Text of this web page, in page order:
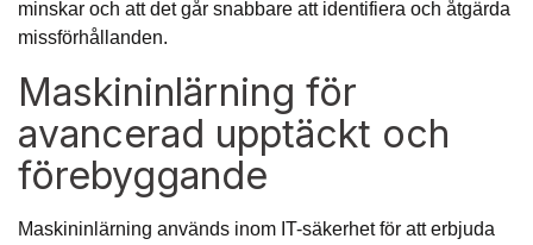
minskar och att det går snabbare att identifiera och åtgärda
missförhållanden.
Maskininlärning för
avancerad upptäckt och
förebyggande
Maskininlärning används inom IT-säkerhet för att erbjuda